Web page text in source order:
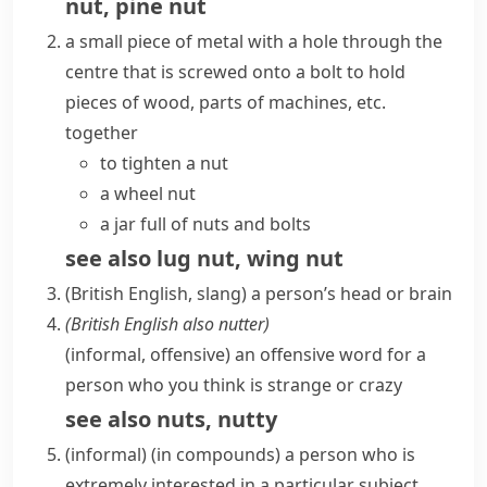
nut, pine nut
a small piece of metal with a hole through the
centre that is screwed onto a boltto hold
pieces of wood, parts of machines, etc.
together
to tighten a nut
a wheel nut
a jar full of nuts and bolts
see also lug nut, wing nut
(British English, slang)a person’s head or brain
(British English alsonutter)
(informal, offensive)an offensive word for a
person who you think is strange or crazy
see also nuts, nutty
(informal)(in compounds)a person who is